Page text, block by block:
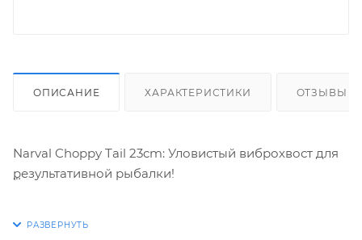
ОПИСАНИЕ ХАРАКТЕРИСТИКИ ОТЗЫВЫ
Narval Choppy Tail 23cm: Уловистый виброхвост для
результативной рыбалки!